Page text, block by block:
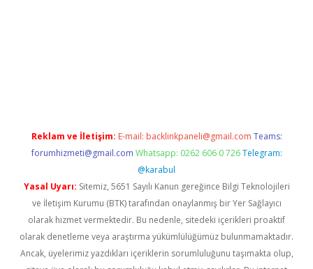
Reklam ve İletişim: E-mail: backlinkpaneli@gmail.com Teams:
forumhizmeti@gmail.com Whatsapp: 0262 606 0 726 Telegram:
@karabul
Yasal Uyarı: Sitemiz, 5651 Sayılı Kanun gereğince Bilgi Teknolojileri
ve İletişim Kurumu (BTK) tarafından onaylanmış bir Yer Sağlayıcı
olarak hizmet vermektedir. Bu nedenle, sitedeki içerikleri proaktif
olarak denetleme veya araştırma yükümlülüğümüz bulunmamaktadır.
Ancak, üyelerimiz yazdıkları içeriklerin sorumluluğunu taşımakta olup,